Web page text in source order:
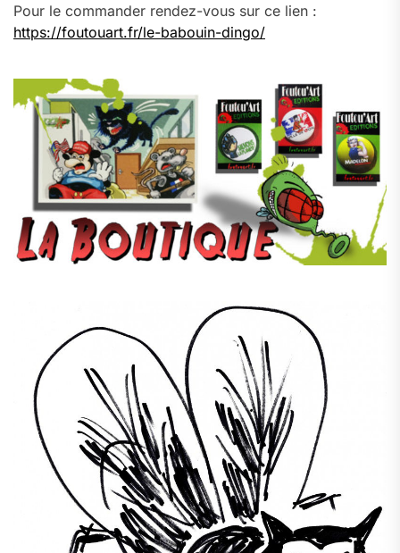
Pour le commander rendez-vous sur ce lien :
https://foutouart.fr/le-babouin-dingo/